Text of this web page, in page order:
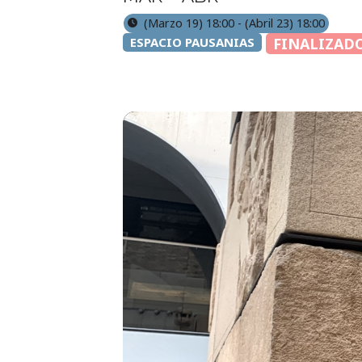
(Marzo 19) 18:00 - (Abril 23) 18:00
ESPACIO PAUSANIAS